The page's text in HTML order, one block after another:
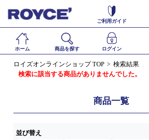
ご利用ガイド
ホーム 商品を探す ログイン
ロイズオンラインショップ TOP
検索結果
検索に該当する商品がありませんでした。
商品一覧
並び替え